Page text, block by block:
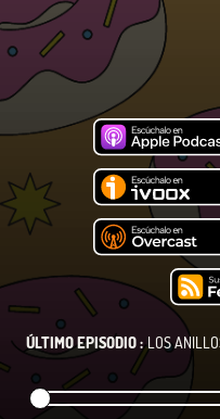
ÚLTIMO EPISODIO : LOS